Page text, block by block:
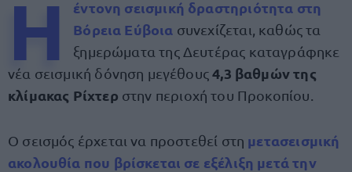
Η
έντονη σεισμική δραστηριότητα στη
Βόρεια Εύβοια συνεχίζεται, καθώς τα
ξημερώματα της Δευτέρας καταγράφηκε
νέα σεισμική δόνηση μεγέθους4,3 βαθμών της
κλίμακας Ρίχτερ στην περιοχή του Προκοπίου.
Ο σεισμός έρχεται να προστεθεί στη μετασεισμική
ακολουθία που βρίσκεται σε εξέλιξη μετά την